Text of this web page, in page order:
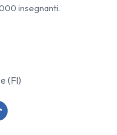
insegnanti.
(FI)